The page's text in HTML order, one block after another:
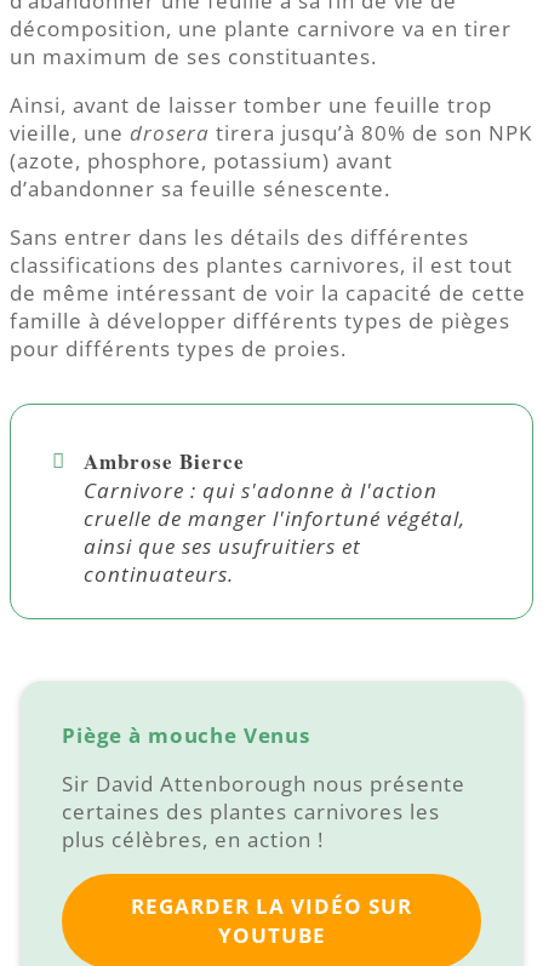
décomposition, une plante carnivore va en tirer
un maximum de ses constituantes.
Ainsi, avant de laisser tomber une feuille trop
vieille, une drosera tirera jusqu’à 80% de son NPK
(azote, phosphore, potassium) avant
d’abandonner sa feuille sénescente.
Sans entrer dans les détails des différentes
classifications des plantes carnivores, il est tout
de même intéressant de voir la capacité de cette
famille à développer différents types de pièges
pour différents types de proies.
Ambrose Bierce
Carnivore : qui s'adonne à l'action
cruelle de manger l'infortuné végétal,
ainsi que ses usufruitiers et
continuateurs.
Piège à mouche Venus
Sir David Attenborough nous présente
certaines des plantes carnivores les
plus célèbres, en action !
REGARDER LA VIDÉO SUR
YOUTUBE